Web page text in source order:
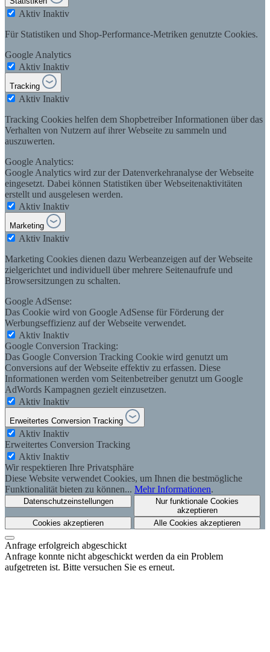
Aktiv Inaktiv
Für Statistiken und Shop-Performance-Metriken genutzte Cookies.
Google Analytics
Aktiv Inaktiv
Tracking
Aktiv Inaktiv
Tracking Cookies helfen dem Shopbetreiber Informationen über das
Verhalten von Nutzern auf ihrer Webseite zu sammeln und
auszuwerten.
Google Analytics:
Google Analytics wird zur der Datenverkehranalyse der Webseite
eingesetzt. Dabei können Statistiken über Webseitenaktivitäten
erstellt und ausgelesen werden.
Aktiv Inaktiv
Marketing
Aktiv Inaktiv
Marketing Cookies dienen dazu Werbeanzeigen auf der Webseite
zielgerichtet und individuell über mehrere Seitenaufrufe und
Browsersitzungen zu schalten.
Google AdSense:
Das Cookie wird von Google AdSense für Förderung der
Werbungseffizienz auf der Webseite verwendet.
Aktiv Inaktiv
Google Conversion Tracking:
Das Google Conversion Tracking Cookie wird genutzt um
Conversions auf der Webseite effektiv zu erfassen. Diese
Informationen werden vom Seitenbetreiber genutzt um Google
AdWords Kampagnen gezielt einzusetzen.
Aktiv Inaktiv
Erweitertes Conversion Tracking
Aktiv Inaktiv
Erweitertes Conversion Tracking
Aktiv Inaktiv
Wir respektieren Ihre Privatsphäre
Diese Website verwendet Cookies, um Ihnen die bestmögliche
Funktionalität bieten zu können... Mehr Informationen.
Datenschutzeinstellungen
Nur funktionale Cookies
akzeptieren
Cookies akzeptieren
Alle Cookies akzeptieren
Anfrage erfolgreich abgeschickt
Anfrage konnte nicht abgeschickt werden da ein Problem
aufgetreten ist. Bitte versuchen Sie es erneut.